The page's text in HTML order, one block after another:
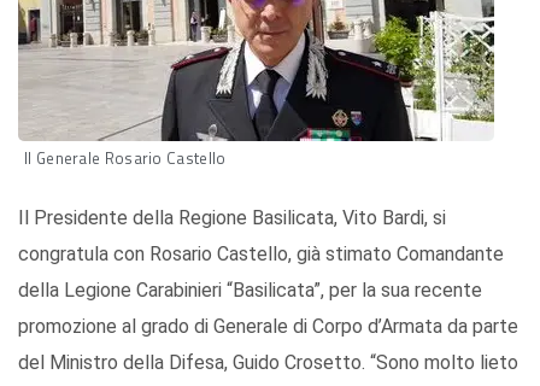
Il Generale Rosario Castello
Il Presidente della Regione Basilicata, Vito Bardi, si
congratula con Rosario Castello, già stimato Comandante
della Legione Carabinieri “Basilicata”, per la sua recente
promozione al grado di Generale di Corpo d’Armata da parte
del Ministro della Difesa, Guido Crosetto. “Sono molto lieto